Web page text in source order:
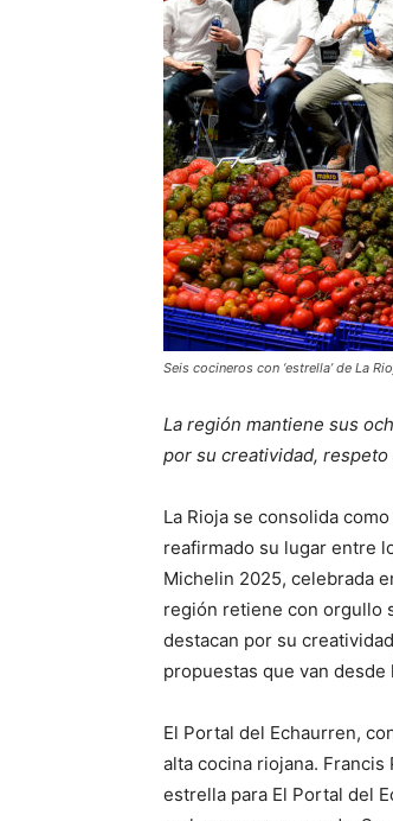
Seis cocineros con ‘estrella’ de La
La región mantiene sus
por su creatividad,
La Rioja se consolida
reafirmado su lugar entre
Michelin 2025, celebrada
región retiene con orgullo
destacan por su
propuestas que van
El Portal del Echaurren,
alta cocina riojana.
estrella para El Portal del